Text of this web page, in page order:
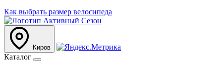
Как выбрать размер велосипеда
Киров
Каталог